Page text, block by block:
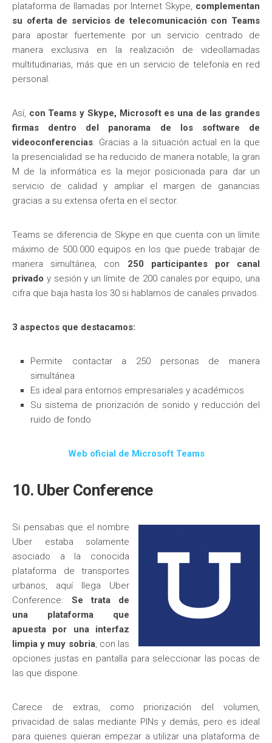
plataforma de llamadas por Internet Skype, complementan
su oferta de servicios de telecomunicación con Teams
para apostar fuertemente por un servicio centrado de
manera exclusiva en la realización de videollamadas
multitudinarias, más que en un servicio de telefonía en red
personal.
Así, con Teams y Skype, Microsoft es una de las grandes
firmas dentro del panorama de los software de
videoconferencias. Gracias a la situación actual en la que
la presencialidad se ha reducido de manera notable, la gran
M de la informática es la mejor posicionada para dar un
servicio de calidad y ampliar el margen de ganancias
gracias a su extensa oferta en el sector.
Teams se diferencia de Skype en que cuenta con un límite
máximo de 500.000 equipos en los que puede trabajar de
manera simultánea, con 250 participantes por canal
privado y sesión y un límite de 200 canales por equipo, una
cifra que baja hasta los 30 si hablamos de canales privados.
3 aspectos que destacamos:
Permite contactar a 250 personas de manera
simultánea
Es ideal para entornos empresariales y académicos
Su sistema de priorización de sonido y reducción del
ruido de fondo
Web oficial de Microsoft Teams
10. Uber Conference
Si pensabas que el nombre
Uber estaba solamente
asociado a la conocida
plataforma de transportes
urbanos, aquí llega Uber
Conference. Se trata de
una plataforma que
apuesta por una interfaz
limpia y muy sobria, con las
opciones justas en pantalla para seleccionar las pocas de
las que dispone.
Carece de extras, como priorización del volumen,
privacidad de salas mediante PINs y demás, pero es ideal
para quienes quieran empezar a utilizar una plataforma de